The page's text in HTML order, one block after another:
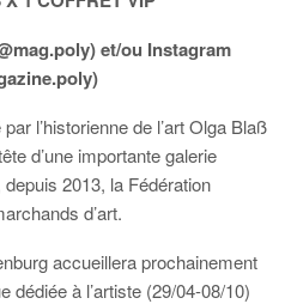
et/ou Instagram
l’historienne de l’art Olga Blaß
d’une importante galerie
2013, la Fédération
d’art.
accueillera prochainement
dédiée à l’artiste (29/04-08/10)